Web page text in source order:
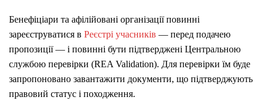
Бенефіціари та афілійовані організації повинні
зареєструватися в Реєстрі учасників — перед подачею
пропозиції— і повинні бути підтверджені Центральною
службою перевірки (REA Validation). Для перевірки їм буде
запропоновано завантажити документи, що підтверджують
правовий статус і походження.